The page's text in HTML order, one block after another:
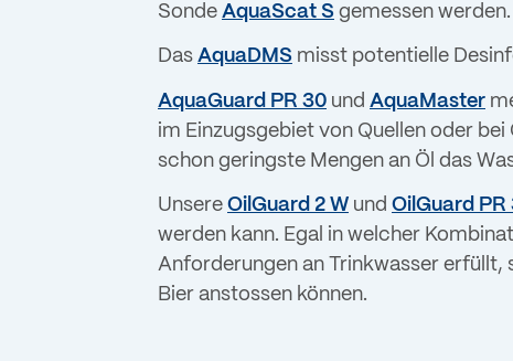
Sonde AquaScat S gemessen werden.
Das AquaDMS misst potentielle
AquaGuard PR 30 und AquaMaster
im Einzugsgebiet von Quellen oder
schon geringste Mengen an Öl das
Unsere OilGuard 2 W und OilGuard PR
werden kann. Egal in welcher
Anforderungen an Trinkwasser erfüllt,
Bier anstossen können.